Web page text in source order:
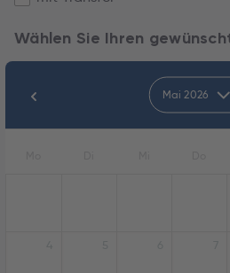
Wählen Sie Ihren
Mai 2026